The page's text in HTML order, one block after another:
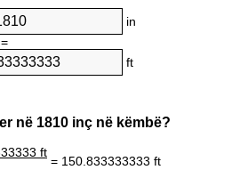
in
=
ft
në 1810 inç në këmbë?
ft
= 150.833333333 ft